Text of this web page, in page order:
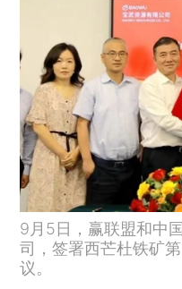
9月5日，赢联盟和中
司，签署西芒杜铁矿
议。